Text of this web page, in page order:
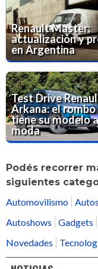
Renault Master:
actualización y
en Argentina
Test Drive
Arkana: el rombo
tiene su modelo
moda
Podés recorrer
siguientes
Automovilismo
Autoshows
Gadgets
Novedades